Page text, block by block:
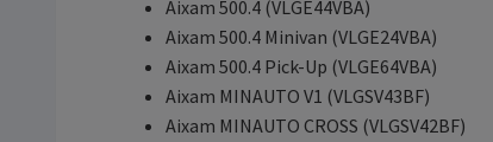
Aixam 500.4 (VLGE44VBA)
Aixam 500.4 Minivan (VLGE24VBA)
Aixam 500.4 Pick-Up (VLGE64VBA)
Aixam MINAUTO V1 (VLGSV43BF)
Aixam MINAUTO CROSS (VLGSV42BF)